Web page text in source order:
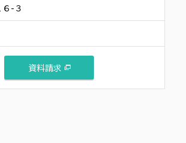
-３
資料請求